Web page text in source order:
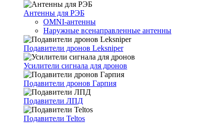
Антенны для РЭБ
OMNI-антенны
Наружные всенаправленные антенны
Подавители дронов Leksniper
Усилители сигнала для дронов
Подавители дронов Гарпия
Подавители ЛПД
Подавители Teltos